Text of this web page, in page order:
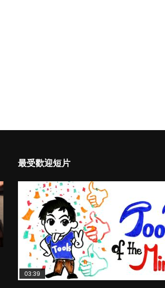
最受歡迎短片
03:39
04:59
03:02
04:06
03:41